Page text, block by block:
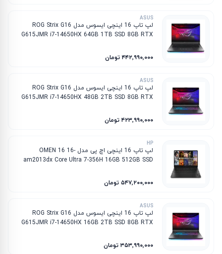
ASUS
لپ تاپ 16 اینچی ایسوس مدل ROG Strix G16
G615JMR i7-14650HX 64GB 1TB SSD 8GB RTX
۴۴۲٬۹۹۰٬۰۰۰ تومان
ASUS
لپ تاپ 16 اینچی ایسوس مدل ROG Strix G16
G615JMR i7-14650HX 48GB 2TB SSD 8GB RTX
۴۲۳٬۹۹۰٬۰۰۰ تومان
HP
لپ تاپ 16 اینچی اچ پی مدل OMEN 16 16-
am2013dx Core Ultra 7-356H 16GB 512GB SSD
۵۴۷٬۲۰۰٬۰۰۰ تومان
ASUS
لپ تاپ 16 اینچی ایسوس مدل ROG Strix G16
G615JMR i7-14650HX 16GB 2TB SSD 8GB RTX
۳۵۳٬۹۹۰٬۰۰۰ تومان